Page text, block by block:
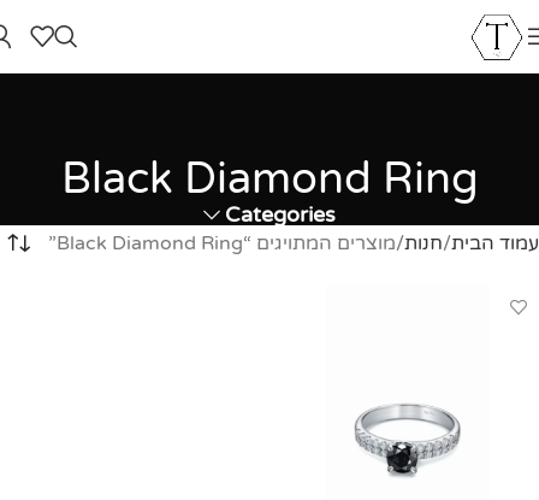
Black Diamond Ring
Categories
עמוד הבית חנות מוצרים המתויגים “Black Diamond Ring”